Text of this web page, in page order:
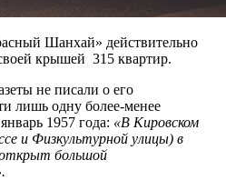
Шанхай» действительно
крышей 315 квартир.
не писали о его
лишь одну более-менее
1957 года: «В Кировском
и Физкультурной улицы) в
открыт большой